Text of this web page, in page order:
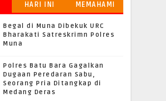
HARI INI
MEMAHAMI
Begal di Muna Dibekuk URC
Bharakati Satreskrimn Polres
Muna
Polres Batu Bara Gagalkan
Dugaan Peredaran Sabu,
Seorang Pria Ditangkap di
Medang Deras